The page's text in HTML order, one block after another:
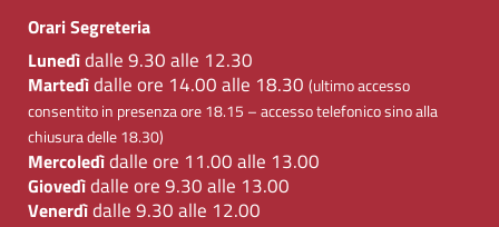
Orari Segreteria
Lunedìdalle 9.30 alle 12.30
Martedìdalle ore 14.00 alle 18.30 (ultimo accesso
consentito in presenza ore 18.15 – accesso telefonico sino alla
chiusura delle 18.30)
Mercoledìdalle ore 11.00 alle 13.00
Giovedìdalle ore 9.30 alle 13.00
Venerdìdalle 9.30 alle 12.00